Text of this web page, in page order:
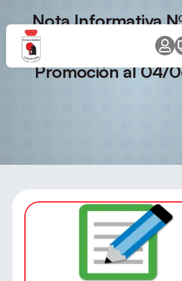
Nota Informativa
Temporada
Clasificación Final
Promoción al 04/